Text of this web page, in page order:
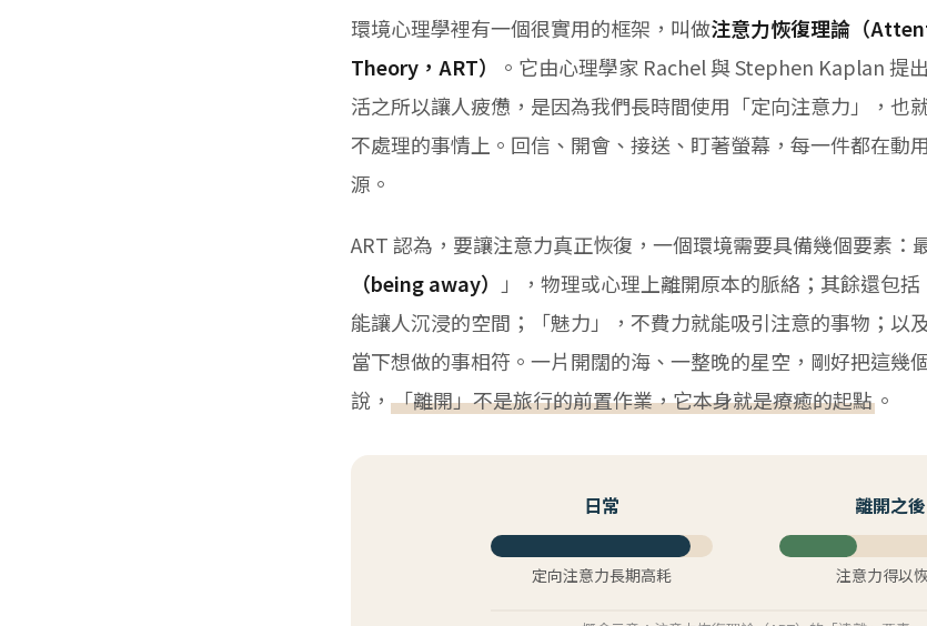
環境心理學裡有一個很實用的框架，叫做注意力恢復理論（
Theory，ART）
。它由心理學家 Rachel 與 Stephen Kaplan 提
活之所以讓人疲憊，是因為我們長時間使用「定向注意力」，也
不處理的事情上。回信、開會、接送、盯著螢幕，每一件都在動
源。
ART 認為，要讓注意力真正恢復，一個環境需要具備幾個要素：
（being away）
」，物理或心理上離開原本的脈絡；其餘還包
能讓人沉浸的空間；「魅力」，不費力就能吸引注意的事物；以
當下想做的事相符。一片開闊的海、一整晚的星空，剛好把這幾
說， 「離開」不是旅行的前置作業，它本身就是療癒的起點 。
日常 離開之後
定向注意力長期高耗 注意力得以